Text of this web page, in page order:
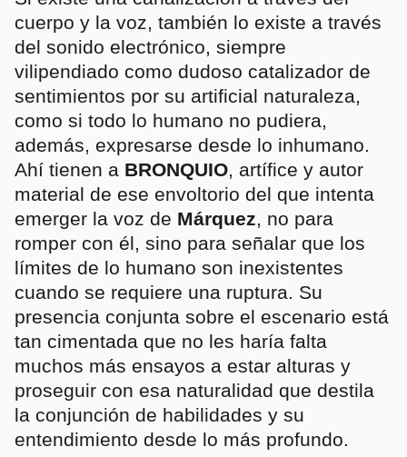
cuerpo y la voz, también lo existe a través
del sonido electrónico, siempre
vilipendiado como dudoso catalizador de
sentimientos por su artificial naturaleza,
como si todo lo humano no pudiera,
además, expresarse desde lo inhumano.
Ahí tienen a BRONQUIO, artífice y autor
material de ese envoltorio del que intenta
emerger la voz de Márquez, no para
romper con él, sino para señalar que los
límites de lo humano son inexistentes
cuando se requiere una ruptura. Su
presencia conjunta sobre el escenario está
tan cimentada que no les haría falta
muchos más ensayos a estar alturas y
proseguir con esa naturalidad que destila
la conjunción de habilidades y su
entendimiento desde lo más profundo.